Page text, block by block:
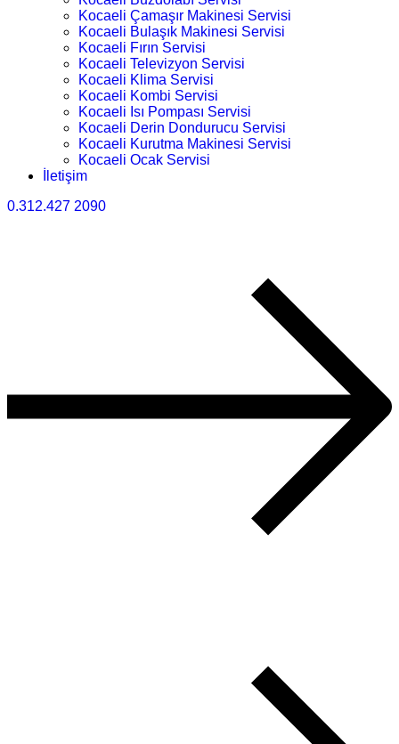
Kocaeli Çamaşır Makinesi Servisi
Kocaeli Bulaşık Makinesi Servisi
Kocaeli Fırın Servisi
Kocaeli Televizyon Servisi
Kocaeli Klima Servisi
Kocaeli Kombi Servisi
Kocaeli Isı Pompası Servisi
Kocaeli Derin Dondurucu Servisi
Kocaeli Kurutma Makinesi Servisi
Kocaeli Ocak Servisi
İletişim
0.312.427 2090